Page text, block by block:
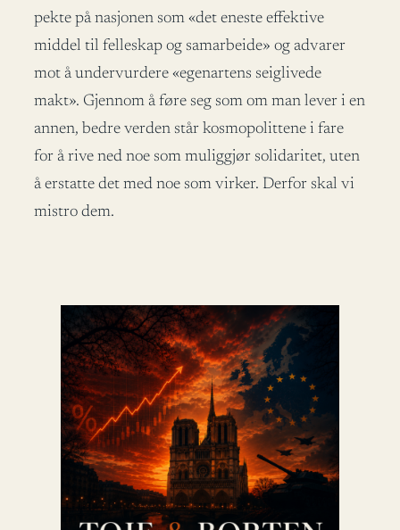
pekte på nasjonen som «det eneste effektive
middel til felleskap og samarbeide» og advarer
mot å undervurdere «egenartens seiglivede
makt». Gjennom å føre seg som om man lever i en
annen, bedre verden står kosmopolittene i fare
for å rive ned noe som muliggjør solidaritet, uten
å erstatte det med noe som virker. Derfor skal vi
mistro dem.